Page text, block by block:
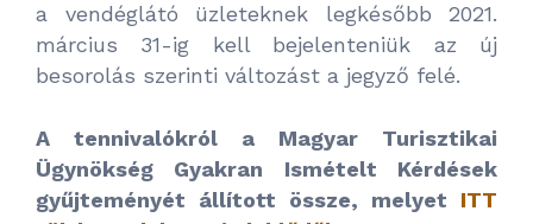
a vendéglátó üzleteknek legkésőbb 2021.
március 31-ig kell bejelenteniük az új
besorolás szerinti változást a jegyző felé.
A tennivalókról a Magyar Turisztikai
Ügynökség Gyakran Ismételt Kérdések
gyűjteményét állított össze, melyet ITT